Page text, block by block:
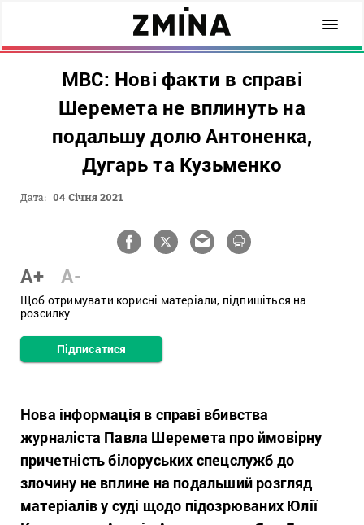
МВС: Нові факти в справі
Шеремета не вплинуть на
подальшу долю Антоненка,
Дугарь та Кузьменко
Дата: 04 Січня 2021
A+ A-
Щоб отримувати корисні матеріали, підпишіться на
розсилку
Підписатися
Нова інформація в справі вбивства
журналіста Павла Шеремета про ймовірну
причетність білоруських спецслужб до
злочину не вплине на подальший розгляд
матеріалів у суді щодо підозрюваних Юлії